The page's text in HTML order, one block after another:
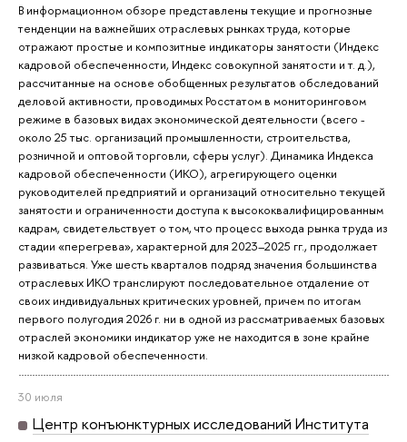
В информационном обзоре представлены текущие и прогнозные
тенденции на важнейших отраслевых рынках труда, которые
отражают простые и композитные индикаторы занятости (Индекс
кадровой обеспеченности, Индекс совокупной занятости и т. д.),
рассчитанные на основе обобщенных результатов обследований
деловой активности, проводимых Росстатом в мониторинговом
режиме в базовых видах экономической деятельности (всего -
около 25 тыс. организаций промышленности, строительства,
розничной и оптовой торговли, сферы услуг). Динамика Индекса
кадровой обеспеченности (ИКО), агрегирующего оценки
руководителей предприятий и организаций относительно текущей
занятости и ограниченности доступа к высококвалифицированным
кадрам, свидетельствует о том, что процесс выхода рынка труда из
стадии «перегрева», характерной для 2023–2025 гг., продолжает
развиваться. Уже шесть кварталов подряд значения большинства
отраслевых ИКО транслируют последовательное отдаление от
своих индивидуальных критических уровней, причем по итогам
первого полугодия 2026 г. ни в одной из рассматриваемых базовых
отраслей экономики индикатор уже не находится в зоне крайне
низкой кадровой обеспеченности.
30 июля
Центр конъюнктурных исследований Института